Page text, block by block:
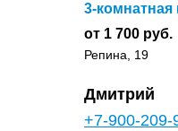
3-комнатная
от 1 700 руб.
Репина, 19
Дмитрий
+7-900-209-